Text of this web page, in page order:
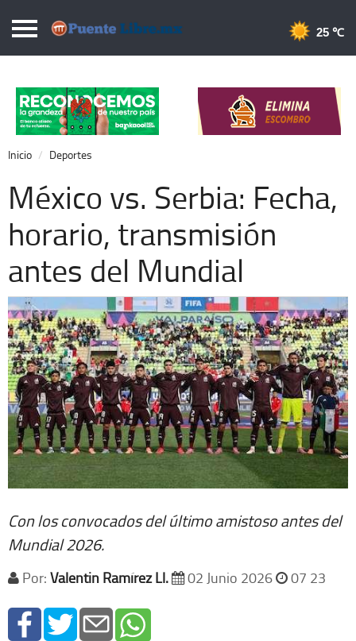
Puentelibre.mx
Local
Nacional
Opinión
Cronos
Economía
Espectáculos
Extra +
25 ℃
Inicio Deportes
México vs. Serbia: Fecha,
horario, transmisión
antes del Mundial
Con los convocados del último amistoso antes del
Mundial 2026.
Por: Valentin Ramírez Ll. 02 Junio 2026 07 23